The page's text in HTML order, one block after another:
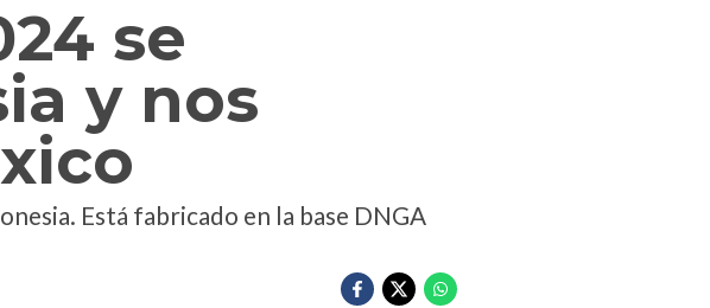
se
y nos
Está fabricado en la base DNGA